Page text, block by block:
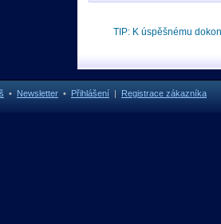
TIP: K úspěšnému
• Newsletter • Přihlášení | Registrace zákazníka